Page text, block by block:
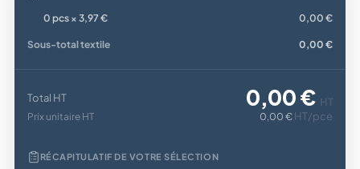
0 pcs × 3,97 € 0,00 €
Sous-total textile 0,00 €
Total HT 0,00 € HT
Prix unitaire HT 0,00 € HT/pce
RÉCAPITULATIF DE VOTRE SÉLECTION